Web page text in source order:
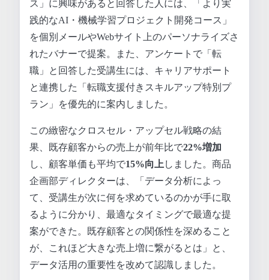
ス」に興味があると回答した人には、「より実
践的なAI・機械学習プロジェクト開発コース」
を個別メールやWebサイト上のパーソナライズさ
れたバナーで提案。また、アンケートで「転
職」と回答した受講生には、キャリアサポート
と連携した「転職支援付きスキルアップ特別プ
ラン」を優先的に案内しました。
この緻密なクロスセル・アップセル戦略の結
果、既存顧客からの売上が前年比で22%増加
し、顧客単価も平均で15%向上 しました。商品
企画部ディレクターは、「データ分析によっ
て、受講生が次に何を求めているのかが手に取
るように分かり、最適なタイミングで最適な提
案ができた。既存顧客との関係性を深めること
が、これほど大きな売上増に繋がるとは」と、
データ活用の重要性を改めて認識しました。